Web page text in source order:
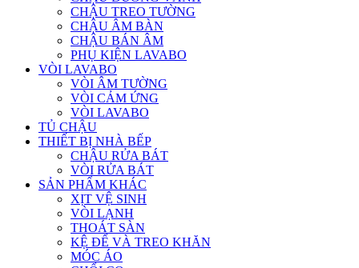
CHẬU TREO TƯỜNG
CHẬU ÂM BÀN
CHẬU BÁN ÂM
PHỤ KIỆN LAVABO
VÒI LAVABO
VÒI ÂM TƯỜNG
VÒI CẢM ỨNG
VÒI LAVABO
TỦ CHẬU
THIẾT BỊ NHÀ BẾP
CHẬU RỬA BÁT
VÒI RỬA BÁT
SẢN PHẨM KHÁC
XỊT VỆ SINH
VÒI LẠNH
THOÁT SÀN
KỆ ĐỂ VÀ TREO KHĂN
MÓC ÁO